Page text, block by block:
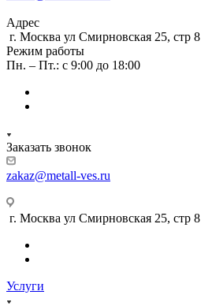
Адрес
г. Москва ул Смирновская 25, стр 8
Режим работы
Пн. – Пт.: с 9:00 до 18:00
Заказать звонок
zakaz@metall-ves.ru
г. Москва ул Смирновская 25, стр 8
Услуги